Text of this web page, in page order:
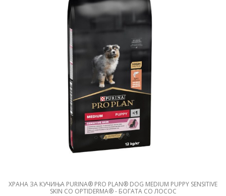
ХРАНА ЗА КУЧИЊА PURINA® PRO PLAN® DOG MEDIUM PUPPY SENSITIVE
SKIN СО OPTIDERMA® - БОГАТА СО ЛОСОС